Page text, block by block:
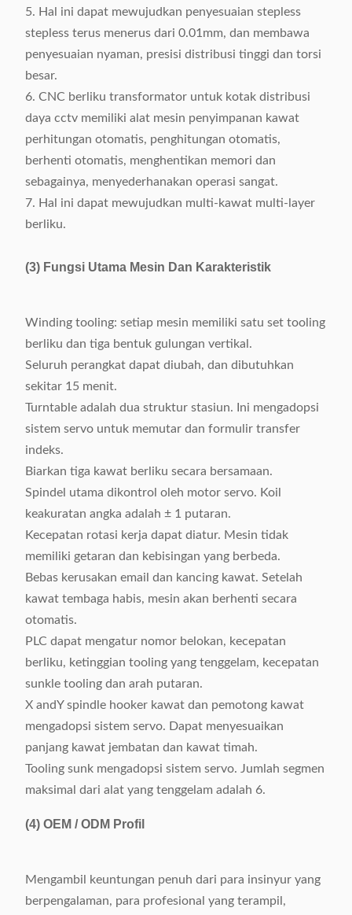
5. Hal ini dapat mewujudkan penyesuaian stepless
stepless terus menerus dari 0.01mm, dan membawa
penyesuaian nyaman, presisi distribusi tinggi dan torsi
besar.
6. CNC berliku transformator untuk kotak distribusi
daya cctv memiliki alat mesin penyimpanan kawat
perhitungan otomatis, penghitungan otomatis,
berhenti otomatis, menghentikan memori dan
sebagainya, menyederhanakan operasi sangat.
7. Hal ini dapat mewujudkan multi-kawat multi-layer
berliku.
(3) Fungsi Utama Mesin Dan Karakteristik
Winding tooling: setiap mesin memiliki satu set tooling
berliku dan tiga bentuk gulungan vertikal.
Seluruh perangkat dapat diubah, dan dibutuhkan
sekitar 15 menit.
Turntable adalah dua struktur stasiun. Ini mengadopsi
sistem servo untuk memutar dan formulir transfer
indeks.
Biarkan tiga kawat berliku secara bersamaan.
Spindel utama dikontrol oleh motor servo. Koil
keakuratan angka adalah ± 1 putaran.
Kecepatan rotasi kerja dapat diatur. Mesin tidak
memiliki getaran dan kebisingan yang berbeda.
Bebas kerusakan email dan kancing kawat. Setelah
kawat tembaga habis, mesin akan berhenti secara
otomatis.
PLC dapat mengatur nomor belokan, kecepatan
berliku, ketinggian tooling yang tenggelam, kecepatan
sunkle tooling dan arah putaran.
X andY spindle hooker kawat dan pemotong kawat
mengadopsi sistem servo. Dapat menyesuaikan
panjang kawat jembatan dan kawat timah.
Tooling sunk mengadopsi sistem servo. Jumlah segmen
maksimal dari alat yang tenggelam adalah 6.
(4) OEM / ODM Profil
Mengambil keuntungan penuh dari para insinyur yang
berpengalaman, para profesional yang terampil,